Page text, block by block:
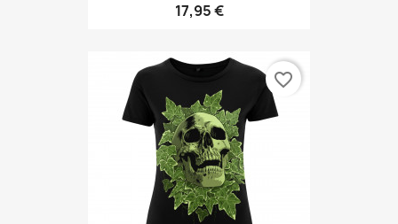
17,95 €
favorite_border